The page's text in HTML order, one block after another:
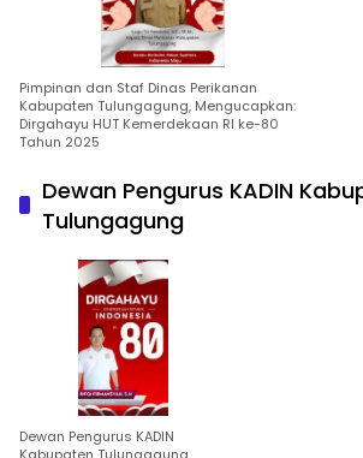
Pimpinan dan Staf Dinas Perikanan
Kabupaten Tulungagung, Mengucapkan:
Dirgahayu HUT Kemerdekaan RI ke-80
Tahun 2025
Dewan Pengurus KADIN
Tulungagung
Dewan Pengurus KADIN